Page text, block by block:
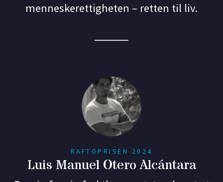
menneskerettigheten – retten til liv.
RAFTOPRISEN 2024
Luis Manuel Otero Alcántara